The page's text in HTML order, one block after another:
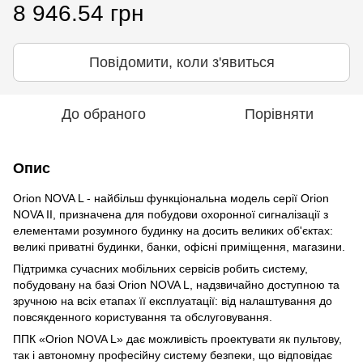
8 946.54 грн
Повідомити, коли з'явиться
До обраного Порівняти
Опис
Orion NOVA L - найбільш функціональна модель серії Orion
NOVA II, призначена для побудови охоронної сигналізації з
елементами розумного будинку на досить великих об'єктах:
великі приватні будинки, банки, офісні приміщення, магазини.
Підтримка сучасних мобільних сервісів робить систему,
побудовану на базі Orion NOVA L, надзвичайно доступною та
зручною на всіх етапах її експлуатації: від налаштування до
повсякденного користування та обслуговування.
ППК «Orion NOVA L» дає можливість проектувати як пультову,
так і автономну професійну систему безпеки, що відповідає